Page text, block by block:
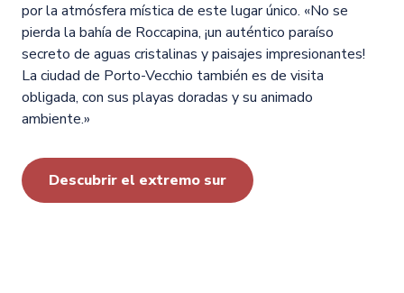
por la atmósfera mística de este lugar único. «No se
pierda la bahía de Roccapina, ¡un auténtico paraíso
secreto de aguas cristalinas y paisajes impresionantes!
La ciudad de Porto-Vecchio también es de visita
obligada, con sus playas doradas y su animado
ambiente.»
Descubrir el extremo sur